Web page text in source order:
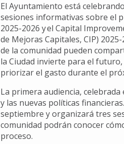
El Ayuntamiento está
sesiones informativas sobre el
2025-2026 y el Capital
de Mejoras Capitales, CIP)
de la comunidad pueden
la Ciudad invierte para el
priorizar el gasto durante el
La primera audiencia,
y las nuevas políticas
septiembre y organizará tres
comunidad podrán conocer
proceso.